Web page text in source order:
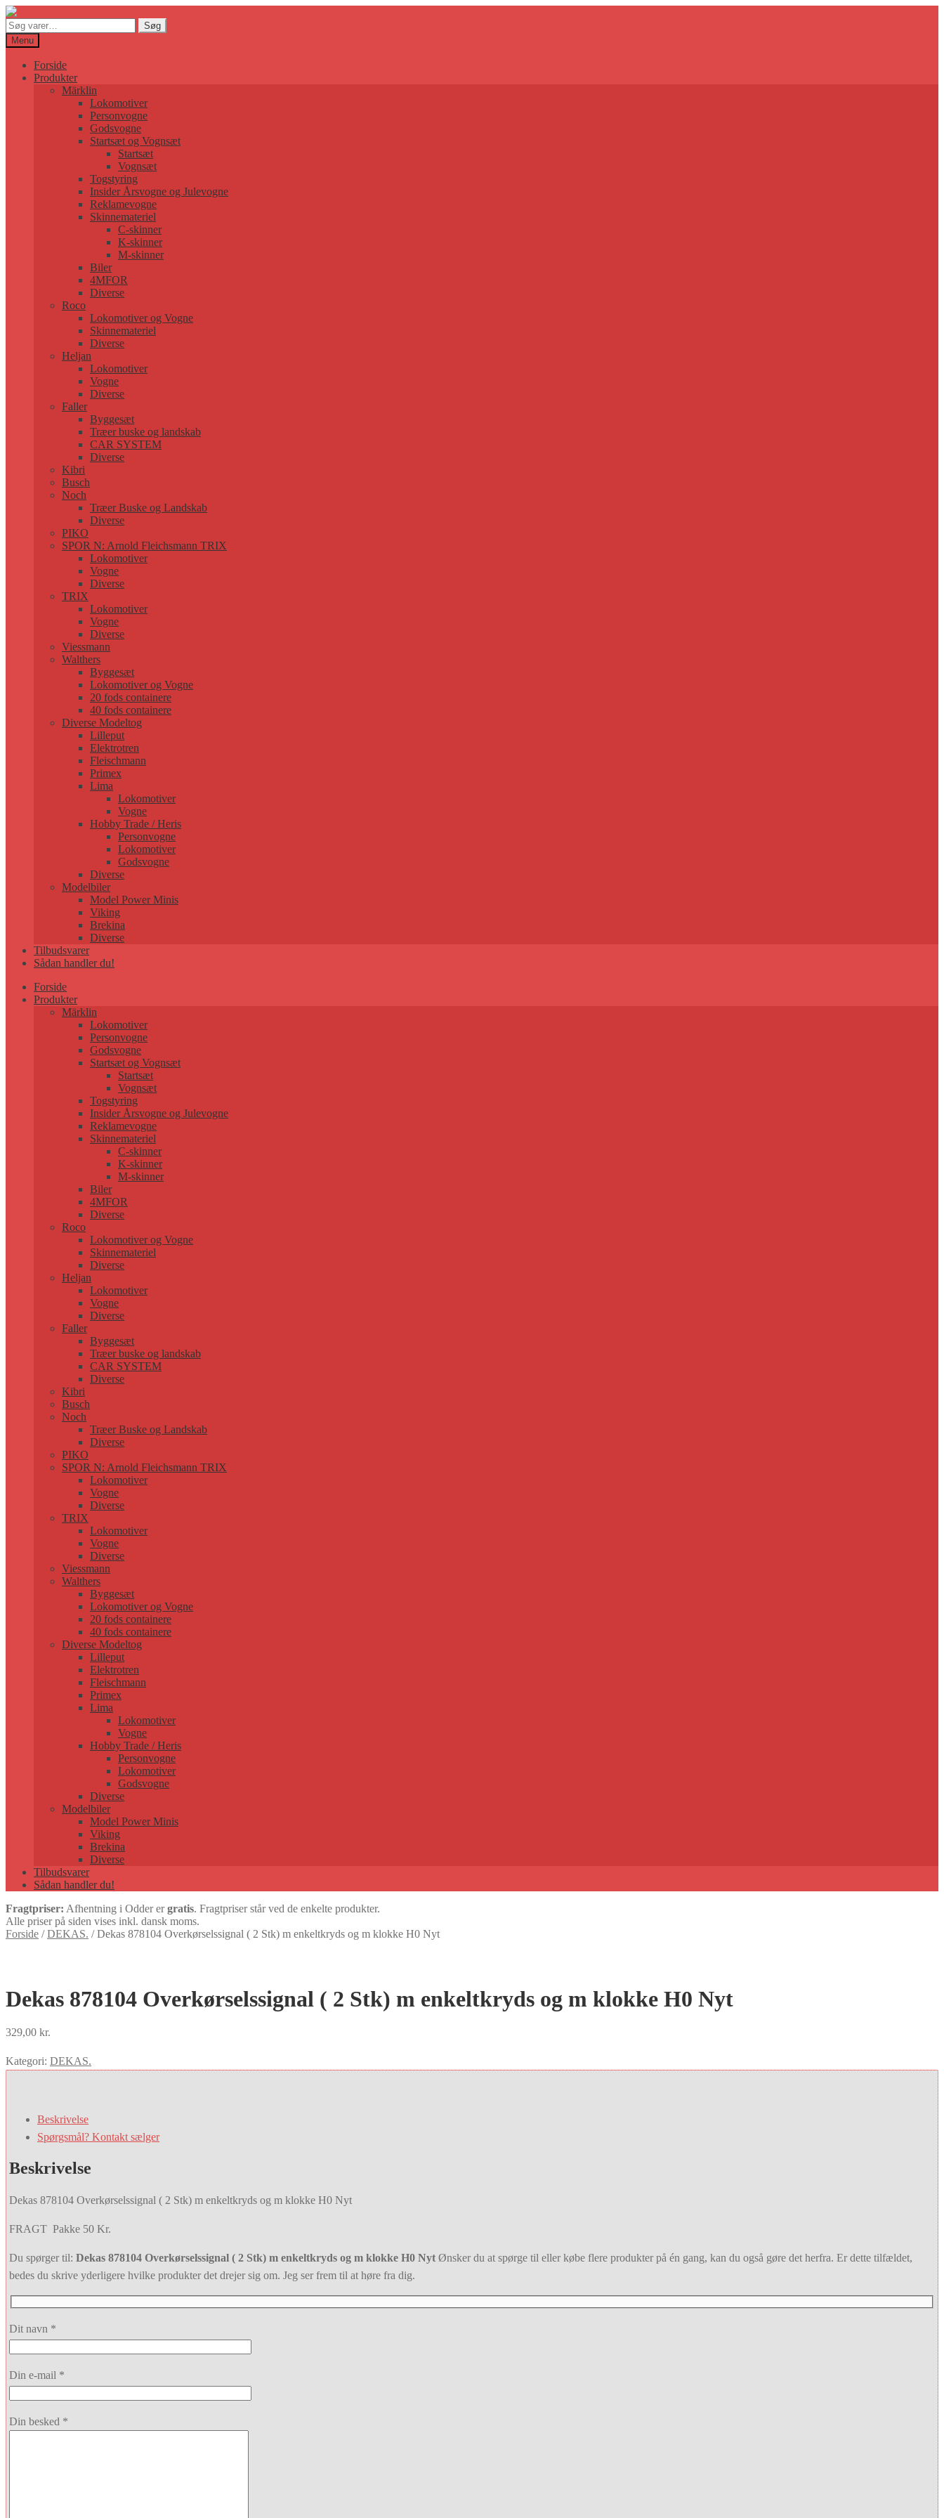
Søg
efter:
Søg
Menu
Forside
Produkter
Märklin
Lokomotiver
Personvogne
Godsvogne
Startsæt og Vognsæt
Startsæt
Vognsæt
Togstyring
Insider Årsvogne og Julevogne
Reklamevogne
Skinnemateriel
C-skinner
K-skinner
M-skinner
Biler
4MFOR
Diverse
Roco
Lokomotiver og Vogne
Skinnemateriel
Diverse
Heljan
Lokomotiver
Vogne
Diverse
Faller
Byggesæt
Træer buske og landskab
CAR SYSTEM
Diverse
Kibri
Busch
Noch
Træer Buske og Landskab
Diverse
PIKO
SPOR N: Arnold Fleichsmann TRIX
Lokomotiver
Vogne
Diverse
TRIX
Lokomotiver
Vogne
Diverse
Viessmann
Walthers
Byggesæt
Lokomotiver og Vogne
20 fods containere
40 fods containere
Diverse Modeltog
Lilleput
Elektrotren
Fleischmann
Primex
Lima
Lokomotiver
Vogne
Hobby Trade / Heris
Personvogne
Lokomotiver
Godsvogne
Diverse
Modelbiler
Model Power Minis
Viking
Brekina
Diverse
Tilbudsvarer
Sådan handler du!
Forside
Produkter
Märklin
Lokomotiver
Personvogne
Godsvogne
Startsæt og Vognsæt
Startsæt
Vognsæt
Togstyring
Insider Årsvogne og Julevogne
Reklamevogne
Skinnemateriel
C-skinner
K-skinner
M-skinner
Biler
4MFOR
Diverse
Roco
Lokomotiver og Vogne
Skinnemateriel
Diverse
Heljan
Lokomotiver
Vogne
Diverse
Faller
Byggesæt
Træer buske og landskab
CAR SYSTEM
Diverse
Kibri
Busch
Noch
Træer Buske og Landskab
Diverse
PIKO
SPOR N: Arnold Fleichsmann TRIX
Lokomotiver
Vogne
Diverse
TRIX
Lokomotiver
Vogne
Diverse
Viessmann
Walthers
Byggesæt
Lokomotiver og Vogne
20 fods containere
40 fods containere
Diverse Modeltog
Lilleput
Elektrotren
Fleischmann
Primex
Lima
Lokomotiver
Vogne
Hobby Trade / Heris
Personvogne
Lokomotiver
Godsvogne
Diverse
Modelbiler
Model Power Minis
Viking
Brekina
Diverse
Tilbudsvarer
Sådan handler du!
Fragtpriser: Afhentning i Odder ergratis. Fragtpriser står ved de enkelte produkter.
Alle priser på siden vises inkl. dansk moms.
Forside /DEKAS. /Dekas 878104 Overkørselssignal ( 2 Stk) m enkeltkryds og m klokke H0 Nyt
Dekas 878104 Overkørselssignal ( 2 Stk) m enkeltkryds og m klokke H0 Nyt
329,00 kr.
Kategori: DEKAS.
Beskrivelse
Spørgsmål? Kontakt sælger
Beskrivelse
Dekas 878104 Overkørselssignal ( 2 Stk) m enkeltkryds og m klokke H0 Nyt
FRAGT Pakke 50 Kr.
Du spørger til: Dekas 878104 Overkørselssignal ( 2 Stk) m enkeltkryds og m klokke H0 Nyt Ønsker du at spørge til eller købe flere produkter på én gang, kan du også gøre det herfra. Er dette tilfældet,
bedes du skrive yderligere hvilke produkter det drejer sig om. Jeg ser frem til at høre fra dig.
Dit navn *
Din e-mail *
Din besked *